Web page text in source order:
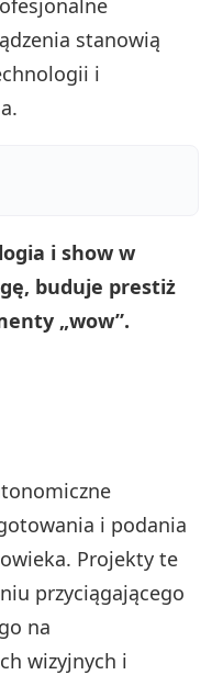
stanowią
i
i show w
buduje prestiż
„wow”.
i podania
Projekty te
przyciągającego
na
wizyjnych i